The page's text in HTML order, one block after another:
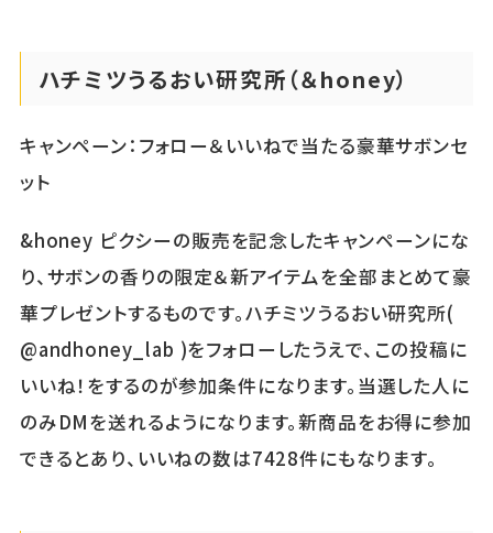
ハチミツうるおい研究所（＆honey）
キャンペーン：フォロー＆いいねで当たる豪華サボンセ
ット
&honey ピクシーの販売を記念したキャンペーンにな
り、サボンの香りの限定＆新アイテムを全部まとめて豪
華プレゼントするものです。ハチミツうるおい研究所(
@andhoney_lab )をフォローしたうえで、この投稿に
いいね！をするのが参加条件になります。当選した人に
のみDMを送れるようになります。新商品をお得に参加
できるとあり、いいねの数は7428件にもなります。